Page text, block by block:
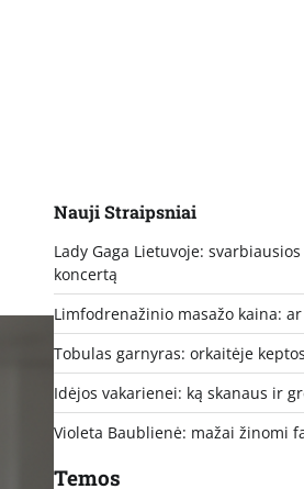
Nauji Straipsniai
Lady Gaga Lietuvoje:
koncertą
Limfodrenažinio masažo kaina:
Tobulas garnyras: orkaitėje
Idėjos vakarienei: ką skanaus ir
Violeta Baublienė: mažai žinomi
Temos